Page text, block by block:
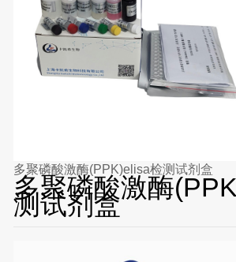
多聚磷酸激酶(PPK)elisa检测试剂盒
多聚磷酸激酶
测试剂盒